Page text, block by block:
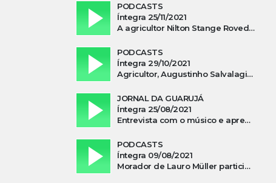
PODCASTS
Íntegra 25/11/2021
A agricultor Nilton Stange Roveda, afirma ter recebido ajuda espiritual durante acidente
PODCASTS
Íntegra 29/10/2021
Agricultor, Augustinho Salvalagio, relata sobre aparição do Cavaleiro Negro no Rio das Furnas
JORNAL DA GUARUJÁ
Íntegra 25/08/2021
Entrevista com o músico e apresentador, Lismael Ferrareis, no Cidade e Campo
PODCASTS
Íntegra 09/08/2021
Morador de Lauro Müller participa de motociata em apoio a Bolsonaro